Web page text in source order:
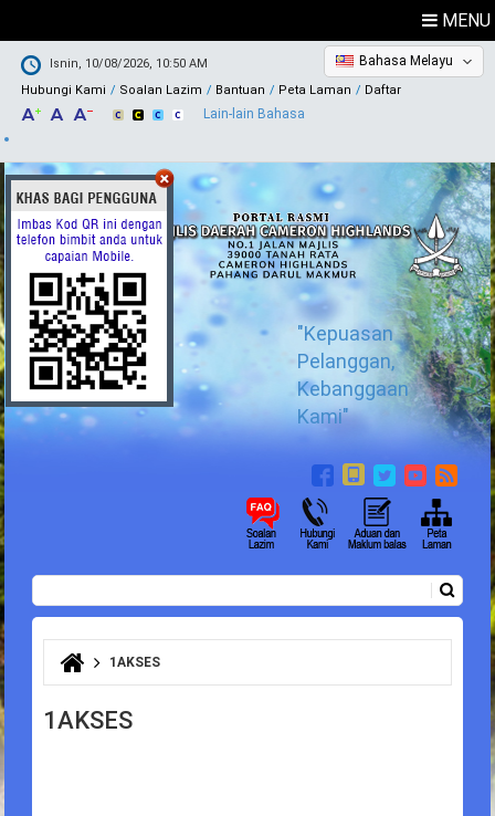
MENU
Isnin, 10/08/2026, 10:50 AM
Hubungi Kami
Soalan Lazim Bantuan Peta Laman Daftar
Bahasa Melayu
Lain-lain Bahasa
"Kepuasan
Pelanggan,
Kebanggaan
Kami"
Borang carian
Anda di sini
1AKSES
1AKSES